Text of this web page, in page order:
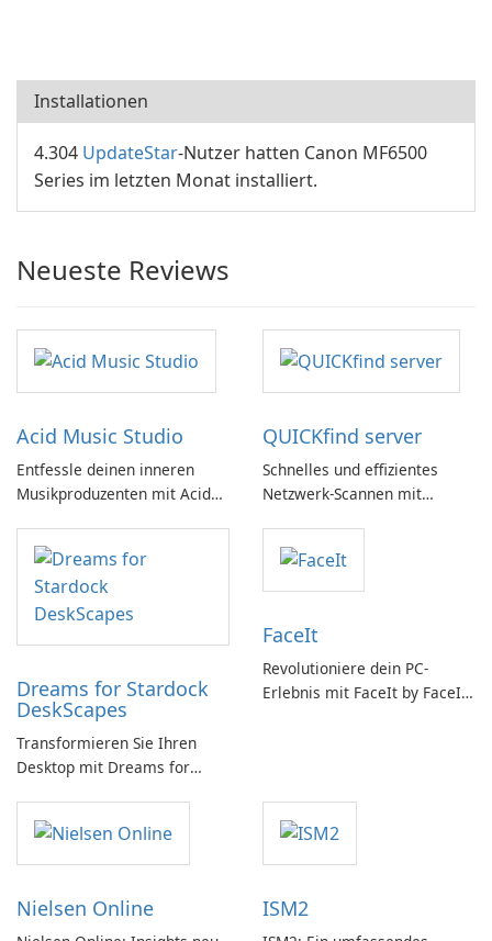
Installationen
4.304 UpdateStar-Nutzer hatten Canon MF6500
Series im letzten Monat installiert.
Neueste Reviews
Acid Music Studio
Entfessle deinen inneren
Musikproduzenten mit Acid
QUICKfind server
Schnelles und effizientes
Netzwerk-Scannen mit
Dreams for Stardock
DeskScapes
Transformieren Sie Ihren
Desktop mit Dreams for
FaceIt
Revolutioniere dein PC-
Erlebnis mit FaceIt by FaceIt
Nielsen Online ISM2